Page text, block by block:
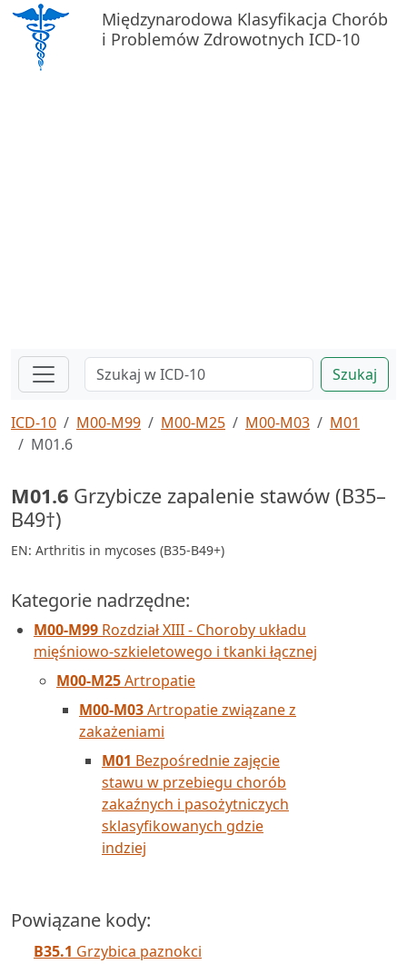
Międzynarodowa Klasyfikacja Chorób
i Problemów Zdrowotnych ICD-10
Szukaj
ICD-10 M00-M99 M00-M25 M00-M03
M01
M01.6
M01.6 Grzybicze zapalenie stawów (B35–
B49†)
EN: Arthritis in mycoses (B35-B49+)
Kategorie nadrzędne:
M00-M99 Rozdział XIII - Choroby układu
mięśniowo-szkieletowego i tkanki łącznej
M00-M25Artropatie
M00-M03Artropatie związane z
zakażeniami
M01 Bezpośrednie zajęcie
stawu w przebiegu chorób
zakaźnych i pasożytniczych
sklasyfikowanych gdzie
indziej
Powiązane kody:
B35.1 Grzybica paznokci